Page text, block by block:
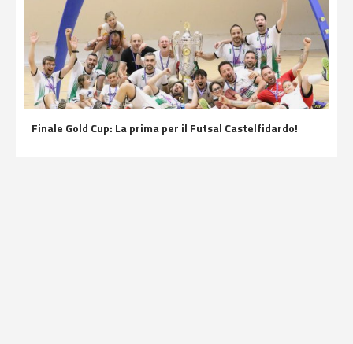
Finale Gold Cup: La prima per il Futsal Castelfidardo!